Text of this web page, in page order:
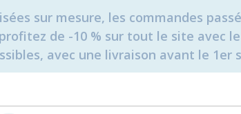
sur mesure, les commandes
de -10 % sur tout le site avec le
avec une livraison avant le 1er